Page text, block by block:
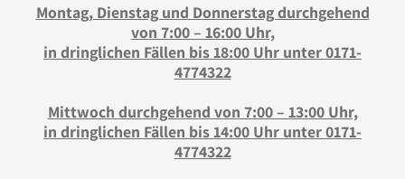
Montag, Dienstag und Donnerstag durchgehend
von 7:00 – 16:00 Uhr,
in dringlichen Fällen bis 18:00 Uhr unter 0171-
4774322
Mittwoch durchgehend von 7:00 – 13:00 Uhr,
in dringlichen Fällen bis 14:00 Uhr unter 0171-
4774322